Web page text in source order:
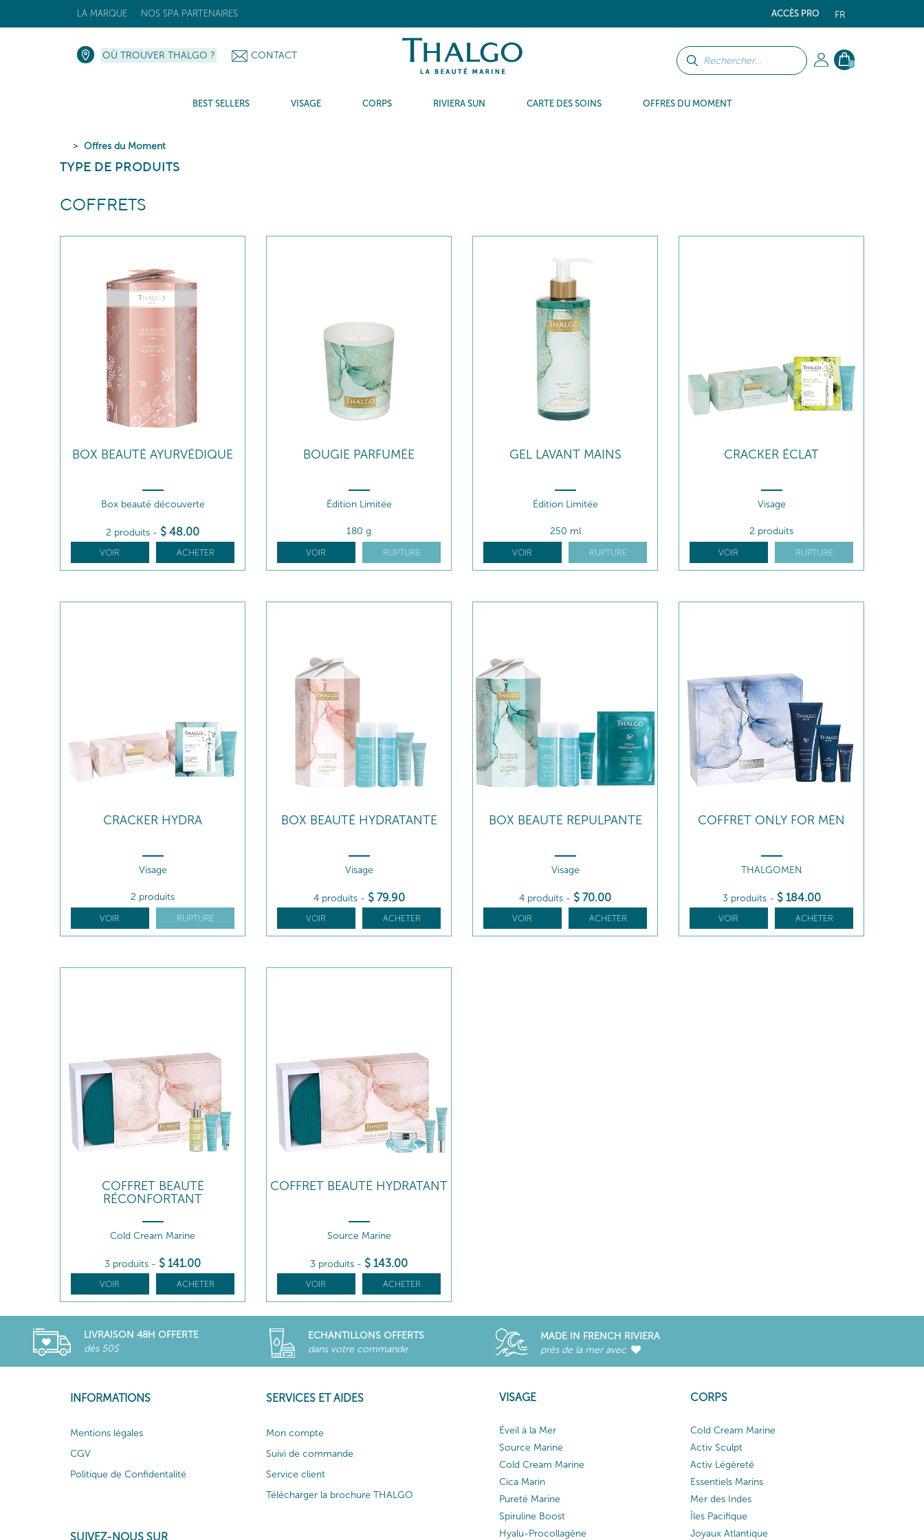
FR
ACCÈS PRO
LA MARQUE NOS SPA PARTENAIRES
0
OÙ TROUVER THALGO ? CONTACT
BEST SELLERS VISAGE CORPS RIVIERA SUN CARTE DES SOINS OFFRES DU MOMENT
Offres du Moment
TYPE DE PRODUITS
COFFRETS
BOX BEAUTÉ AYURVÉDIQUE
Box beauté découverte
2 produits - $ 48.00
VOIR ACHETER
BOUGIE PARFUMÉE
Édition Limitée
180 g
VOIR RUPTURE
GEL LAVANT MAINS
Édition Limitée
250 ml
VOIR RUPTURE
CRACKER ÉCLAT
Visage
2 produits
VOIR RUPTURE
CRACKER HYDRA
Visage
2 produits
VOIR RUPTURE
BOX BEAUTÉ HYDRATANTE
Visage
4 produits - $ 79.90
VOIR ACHETER
BOX BEAUTÉ REPULPANTE
Visage
4 produits - $ 70.00
VOIR ACHETER
COFFRET ONLY FOR MEN
THALGOMEN
3 produits - $ 184.00
VOIR ACHETER
COFFRET BEAUTÉ
RÉCONFORTANT
Cold Cream Marine
3 produits - $ 141.00
VOIR ACHETER
COFFRET BEAUTÉ HYDRATANT
Source Marine
3 produits - $ 143.00
VOIR ACHETER
LIVRAISON 48H OFFERTE
dès 50$
ECHANTILLONS OFFERTS
dans votre commande
MADE IN FRENCH RIVIERA
près de la mer avec
INFORMATIONS
Mentions légales
CGV
Politique de Confidentalité
SUIVEZ-NOUS SUR
SERVICES ET AIDES
Mon compte
Suivi de commande
Service client
Télécharger la brochure THALGO
VISAGE
Éveil à la Mer
Source Marine
Cold Cream Marine
Cica Marin
Pureté Marine
Spiruline Boost
Hyalu-Procollagène
CORPS
Cold Cream Marine
Activ Sculpt
Activ Légèreté
Essentiels Marins
Mer des Indes
Îles Pacifique
Joyaux Atlantique